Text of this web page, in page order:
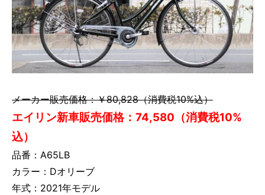
メーカー販売価格：￥80,828（消費税10%込）
エイリン新車販売価格：74,580（消費税10%
込）
品番：A65LB
カラー：Dオリーブ
年式：2021年モデル